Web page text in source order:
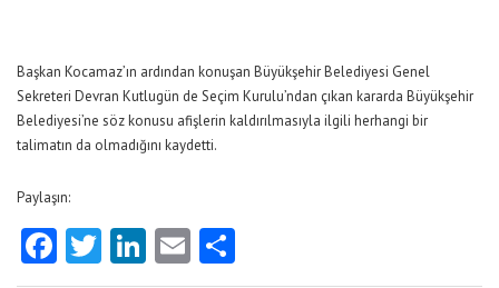
Başkan Kocamaz’ın ardından konuşan Büyükşehir Belediyesi Genel
Sekreteri Devran Kutlugün de Seçim Kurulu’ndan çıkan kararda Büyükşehir
Belediyesi’ne söz konusu afişlerin kaldırılmasıyla ilgili herhangi bir
talimatın da olmadığını kaydetti.
Paylaşın:
Facebook
Twitter
LinkedIn
Email